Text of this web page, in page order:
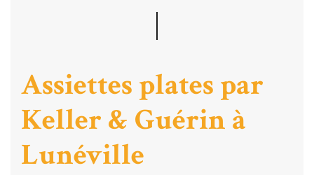
Assiettes plates par
Keller & Guérin à
Lunéville